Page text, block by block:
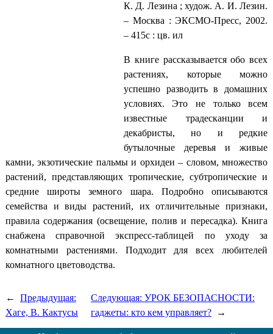
К. Д. Лезина ; худож. А. И. Лезин.
– Москва : ЭКСМО-Пресс, 2002.
– 415с : цв. ил
В книге рассказывается обо всех
растениях, которые можно
успешно разводить в домашних
условиях. Это не только всем
известные традесканции и
декабристы, но и редкие
бутылочные деревья и живые
камни, экзотические пальмы и орхидеи – словом, множество
растений, представляющих тропические, субтропические и
средние широты земного шара. Подробно описываются
семейства и виды растений, их отличительные признаки,
правила содержания (освещение, полив и пересадка). Книга
снабжена справочной экспресс-таблицей по уходу за
комнатными растениями. Подходит для всех любителей
комнатного цветоводства.
←
Предыдущая:
Хаге, В. Кактусы
Следующая: УРОК БЕЗОПАСНОСТИ:
гаджеты: кто кем управляет?
→